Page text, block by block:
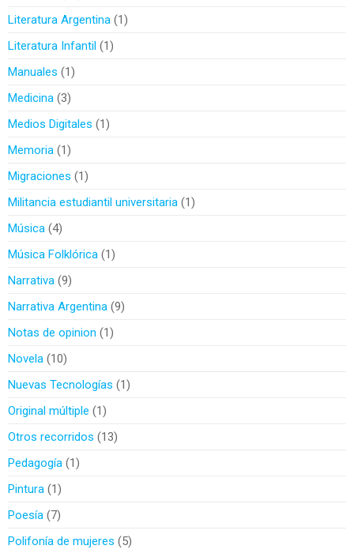
Literatura Argentina 1
Literatura Infantil 1
Manuales
1
Medicina 3
Medios Digitales
1
Memoria 1
Migraciones
1
Militancia estudiantil universitaria 1
Música 4
Música Folklórica 1
Narrativa 9
Narrativa Argentina 9
Notas de opinion
1
Novela 10
Nuevas Tecnologías
1
Original múltiple
1
Otros recorridos
13
Pedagogía 1
Pintura 1
Poesía 7
Polifonía de mujeres
5